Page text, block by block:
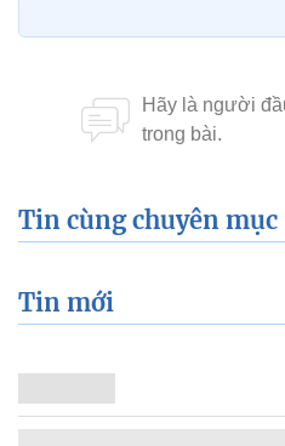
Tin cùng chuyên mục
Tin mới